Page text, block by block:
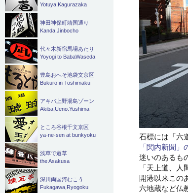
石標には「六
「関内新聞」
迷いのあるも
「天上道、
開港以来この
六地蔵など仏
Yotuya,Kagurazaka
神田神保町靖国通り
Kanda,Jinbocho
代々木新宿馬場あたり
Yoyogi to BabaWaseda
豊島おへそ池袋文京区
Bukuro in Toshimaku
アキバ上野湯島ゾーン
Akiba,Ueno.Yushima
ところ谷根千文京区
ya-ne-sen at bunkyoku
浅草で道草
the Asakusa
深川両国河むこう
Fukagawa,Ryogoku